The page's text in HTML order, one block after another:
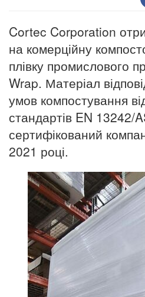
Cortec Corporation
на комерційну
плівку промислового
Wrap. Матеріал
умов компостування
стандартів EN 13242/
сертифікований
2021 році.